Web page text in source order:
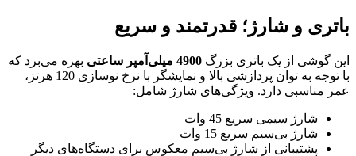
باتری و شارژ؛ قدرتمند و سریع
این گوشی از یک باتری بزرگ 4900 میلی‌آمپر ساعتی
بهره می‌برد که
با توجه به توان پردازشی بالا و نمایشگر با نرخ نوسازی 120 هرتز،
عمر مناسبی دارد. ویژگی‌های شارژ شامل:
شارژ سیمی سریع 45 وات
شارژ بی‌سیم سریع 15 وات
پشتیبانی از شارژ بی‌سیم معکوس برای دستگاه‌های دیگر